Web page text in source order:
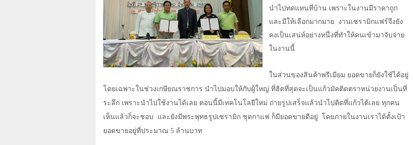
นำไปทดแทนที่บ้าน เพราะในงานมีราคาถูก
และมีให้เลือกมากมาย
งานเซรามิกแฟร์จึงยัง
คงเป็นเสน่ห์อย่างหนึ่งที่ทำให้คนเข้ามาจับจ่าย
ในงานนี้
ในส่วนของสินค้าพรีเมียม ยอดขายก็ยังใช้ได้อยู่
โดยเฉพาะในช่วงเกษียณราชการ นำไปมอบให้กับผู้ใหญ่ ที่ฮิตที่สุดจะเป็นแก้วมัคติดตราหน่วยงานเป็นที่
ระลึก เพราะนำไปใช้งานได้เลย ตอนนี้มีเทคโนโลยีใหม่ ถ่ายรูปเสร็จแล้วนำไปติดที่แก้วได้เลย ทุกคน
เห็นแล้วก็จะชอบ
และยังมีพระพุทธรูปเซรามิก ชุดกาแฟ ก็มียอดขายดีอยู่
โดยภายในงานเราได้ตั้งเป้า
ยอดขายอยู่ที่ประมาณ 5 ล้านบาท